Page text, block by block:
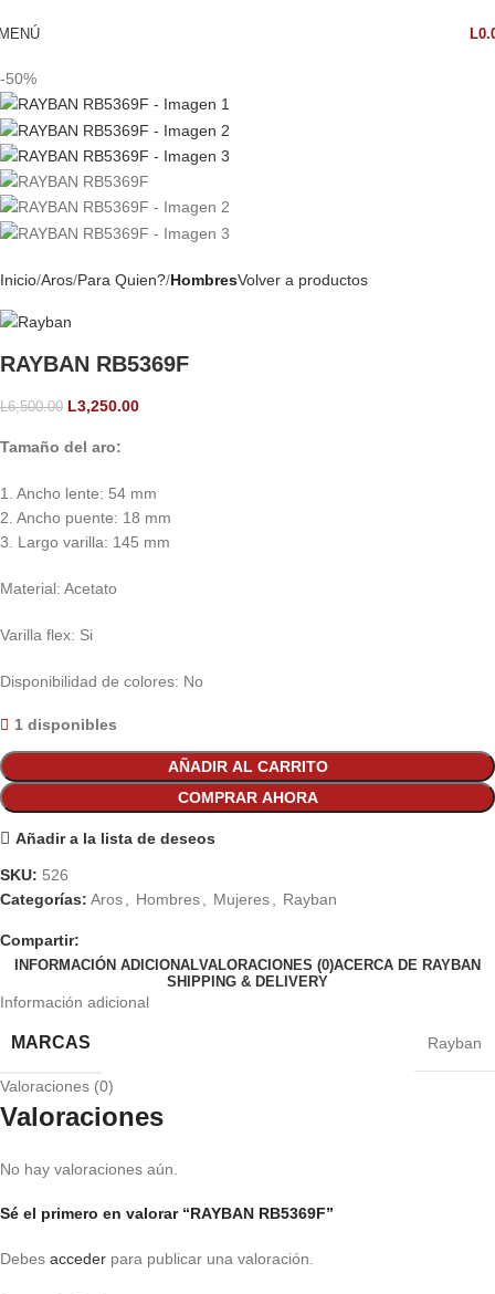
L
-50%
Inicio Aros Para Quien? HombresVolver a productos
RAYBAN RB5369F
L6,500.00 L3,250.00
Tamaño del aro:
1. Ancho lente: 54 mm
2. Ancho puente: 18 mm
3. Largo varilla: 145 mm
Material: Acetato
Varilla flex: Si
Disponibilidad de colores: No
1 disponibles
AÑADIR AL CARRITO
COMPRAR AHORA
Añadir a la lista de deseos
SKU: 526
Categorías: Aros Hombres Mujeres Rayban
Compartir:
INFORMACIÓN ADICIONALVALORACIONES (0)ACERCA DE RAYBAN
SHIPPING & DELIVERY
Información adicional
MARCAS Rayban
Valoraciones (0)
Valoraciones
No hay valoraciones aún.
Sé el primero en valorar “RAYBAN RB5369F”
Debes acceder para publicar una valoración.